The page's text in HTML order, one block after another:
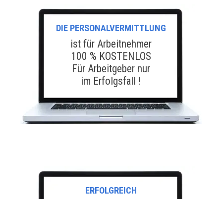
DIE PERSONALVERMITTLUNG
ist für Arbeitnehmer
100 % KOSTENLOS
Für Arbeitgeber nur
im Erfolgsfall !
ERFOLGREICH